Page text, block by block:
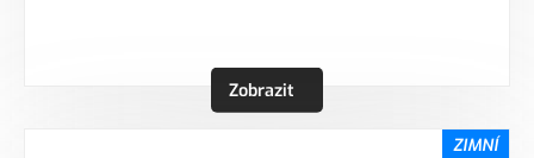
Zobrazit
ZIMNÍ